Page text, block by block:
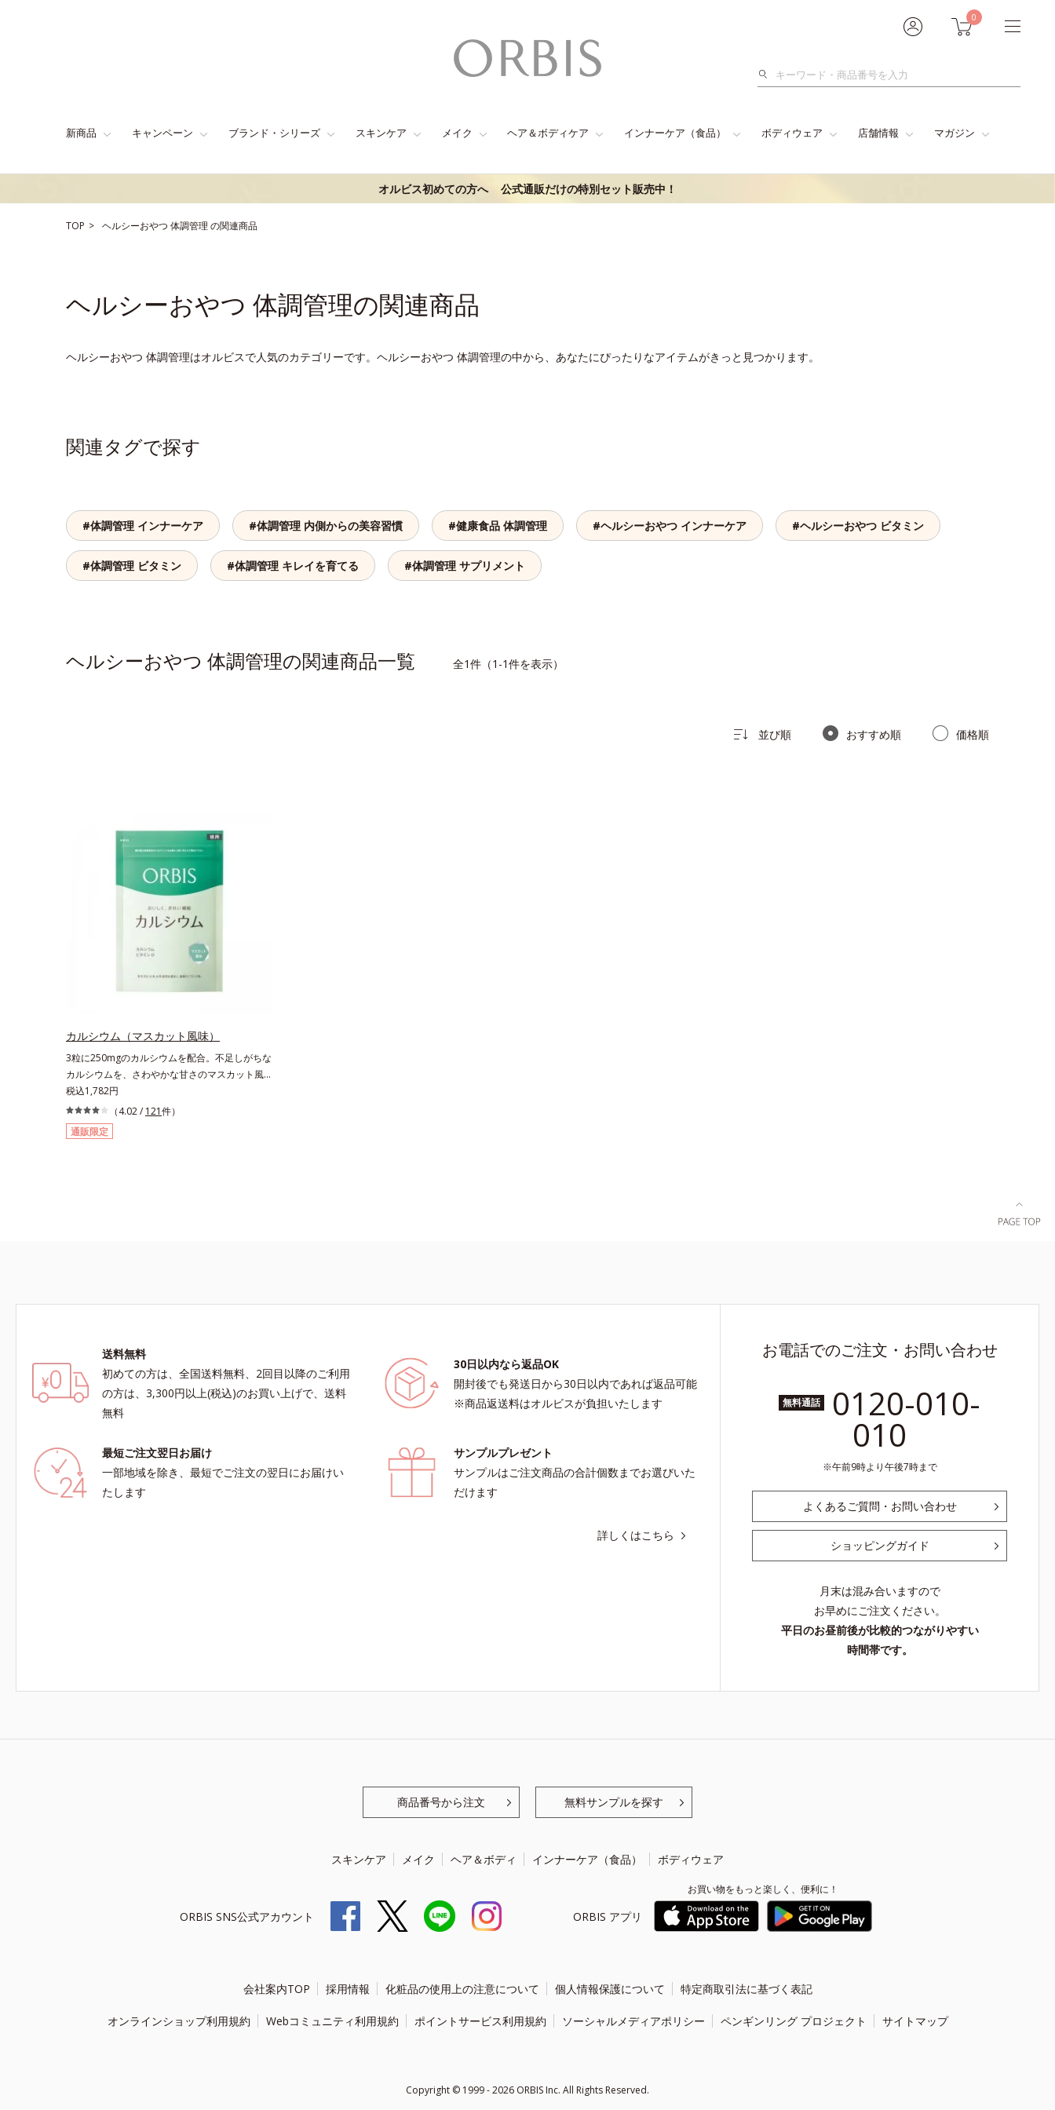
0
検
新商品 キャンペーン ブランド・シリーズ スキンケア メイク ヘア＆ボディケア インナーケア（食品） ボディウェア 店舗情報 マガジン
オルビス初めての方へ 公式通販だけの特別セット販売中！
TOP ヘルシーおやつ 体調管理 の関連商品
ヘルシーおやつ 体調管理の関連商品
ヘルシーおやつ 体調管理はオルビスで人気のカテゴリーです。ヘルシーおやつ 体調管理の中から、あなたにぴったりなアイテムがきっと見つかります。
関連タグで探す
#体調管理 インナーケア #体調管理 内側からの美容習慣 #健康食品 体調管理 #ヘルシーおやつ インナーケア #ヘルシーおやつ ビタミン
#体調管理 ビタミン #体調管理 キレイを育てる #体調管理 サプリメント
ヘルシーおやつ 体調管理の関連商品一覧 全1件（1-1件を表示）
並び順 おすすめ順 価格順
カルシウム（マスカット風味）
3粒に250mgのカルシウムを配合。不足しがちな
カルシウムを、さわやかな甘さのマスカット風味
で。3粒にお魚約4.5尾分（*1）のカルシウムを
配合したタブレット。どんどん不足していくカル
シウムを、手軽においしくチャージできる、さわ
やかな甘さのマスカット風味です。*1 : 「五訂増
税込1,782円
（4.02 / 121件）
通販限定
送料無料
初めての方は、全国送料無料、2回目以降のご利用
の方は、3,300円以上(税込)のお買い上げで、送料
無料
30日以内なら返品OK
開封後でも発送日から30日以内であれば返品可能
※商品返送料はオルビスが負担いたします
最短ご注文翌日お届け
一部地域を除き、最短でご注文の翌日にお届けい
たします
サンプルプレゼント
サンプルはご注文商品の合計個数までお選びいた
だけます
詳しくはこちら
お電話でのご注文・お問い合わせ
無料通話 0120-010-
010
午前9時より午後7時まで
よくあるご質問・お問い合わせ
ショッピングガイド
月末は混み合いますので
お早めにご注文ください。
平日のお昼前後が比較的つながりやすい
時間帯です。
商品番号から注文 無料サンプルを探す
スキンケア メイク ヘア＆ボディ インナーケア（食品） ボディウェア
ORBIS SNS公式アカウント ORBIS アプリ
お買い物をもっと楽しく、便利に！
会社案内TOP 採用情報 化粧品の使用上の注意について 個人情報保護について 特定商取引法に基づく表記
オンラインショップ利用規約 Webコミュニティ利用規約 ポイントサービス利用規約 ソーシャルメディアポリシー ペンギンリング プロジェクト サイトマップ
Copyright © 1999 - 2026 ORBIS Inc. All Rights Reserved.